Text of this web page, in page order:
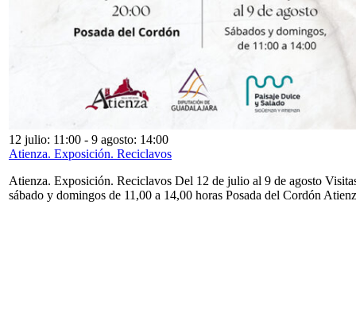
12 julio: 11:00 - 9 agosto: 14:00
Atienza. Exposición. Reciclavos
Atienza. Exposición. Reciclavos Del 12 de julio al 9 de agosto
sábado y domingos de 11,00 a 14,00 horas Posada del Cordón